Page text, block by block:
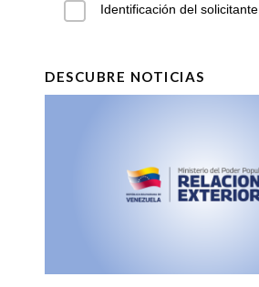
Identificación del solicitante.
DESCUBRE NOTICIAS